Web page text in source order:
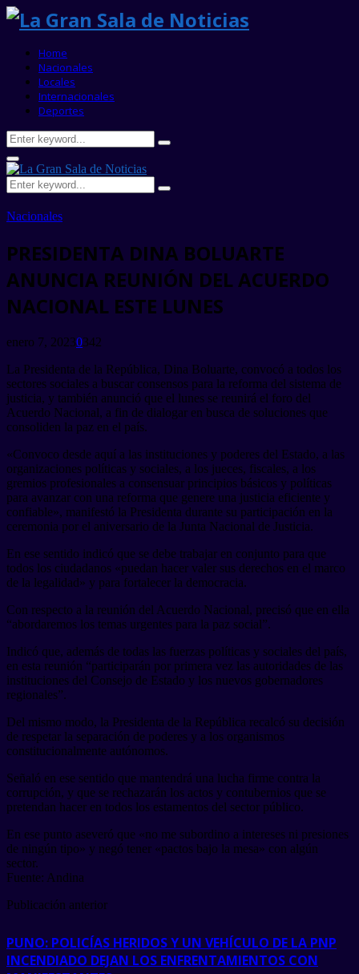
Home
Nacionales
Locales
Internacionales
Deportes
Search
for:
Search
Primary
Menu
Search
for:
Search
Nacionales
PRESIDENTA DINA BOLUARTE
ANUNCIA REUNIÓN DEL ACUERDO
NACIONAL ESTE LUNES
enero 7, 20230342
La Presidenta de la República, Dina Boluarte, convocó a todos los
sectores sociales a buscar consensos para la reforma del sistema de
justicia, y también anunció que el lunes se reunirá el foro del
Acuerdo Nacional, a fin de dialogar en busca de soluciones que
consoliden la paz en el país.
«Convoco desde aquí a las instituciones y poderes del Estado, a las
organizaciones políticas y sociales, a los jueces, fiscales, a los
gremios profesionales a consensuar principios básicos y políticas
para avanzar con una reforma que genere una justicia eficiente y
confiable», manifestó la Presidenta durante su participación en la
ceremonia por el aniversario de la Junta Nacional de Justicia.
En ese sentido indicó que se debe trabajar en conjunto para que
todos los ciudadanos «puedan hacer valer sus derechos en el marco
de la legalidad» y para fortalecer la democracia.
Con respecto a la reunión del Acuerdo Nacional, precisó que en ella
“abordaremos los temas urgentes para la paz social”.
Indicó que, además de todas las fuerzas políticas y sociales del país,
en esta reunión “participarán por primera vez las autoridades de las
instituciones del Consejo de Estado y los nuevos gobernadores
regionales”.
Del mismo modo, la Presidenta de la República recalcó su decisión
de respetar la separación de poderes y a los organismos
constitucionalmente autónomos.
Señaló en ese sentido que mantendrá una lucha firme contra la
corrupción, y que se rechazarán los actos y contubernios que se
pretendan hacer en todos los estamentos del sector público.
En ese punto aseveró que «no me subordino a intereses ni presiones
de ningún tipo» y negó tener «pactos bajo la mesa» con algún
sector.
Fuente: Andina
Publicación anterior
PUNO: POLICÍAS HERIDOS Y UN VEHÍCULO DE LA PNP
INCENDIADO DEJAN LOS ENFRENTAMIENTOS CON